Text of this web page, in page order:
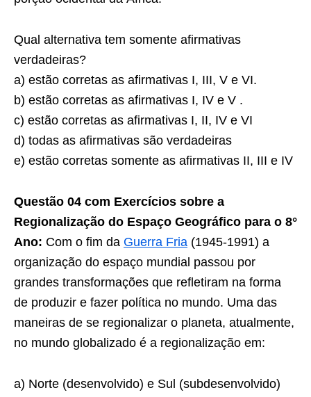
Qual alternativa tem somente afirmativas
verdadeiras?
a) estão corretas as afirmativas I, III, V e VI.
b) estão corretas as afirmativas I, IV e V .
c) estão corretas as afirmativas I, II, IV e VI
d) todas as afirmativas são verdadeiras
e) estão corretas somente as afirmativas II, III e IV
Questão 04 com Exercícios sobre a
Regionalização do Espaço Geográfico para o 8°
Ano: Com o fim da Guerra Fria (1945-1991) a
organização do espaço mundial passou por
grandes transformações que refletiram na forma
de produzir e fazer política no mundo. Uma das
maneiras de se regionalizar o planeta, atualmente,
no mundo globalizado é a regionalização em:
a) Norte (desenvolvido) e Sul (subdesenvolvido)